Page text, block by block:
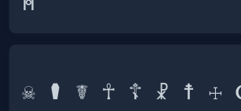
☠ ⚰ ☤ ☥ ☦ ☧ ☨ ☩